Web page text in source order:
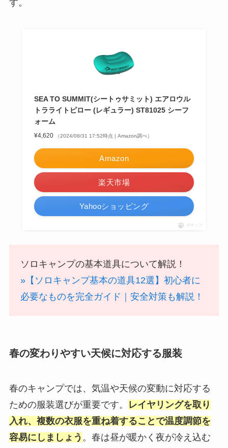
す。
SEA TO SUMMIT(シートゥサミット) エアロウル
トラライトピロー (レギュラー) ST81025 シーフ
ォーム
¥4,620 （2024/08/31 17:52時点 | Amazon調べ）
Amazon
楽天市場
Yahooショッピング
ポチップ
ソロキャンプの基本道具について解説！
»【ソロキャンプ基本の道具12選】初心者に
必要なものを完全ガイド｜安全対策も解説！
春の変わりやすい天候に対応する服装
春のキャンプでは、気温や天候の変動に対応する
ための服装選びが重要です。
レイヤリングを取り
入れ、複数の衣服を重ね着することで温度調節を
容易にしましょう 。春は昼が暖かく夜が冷え込む